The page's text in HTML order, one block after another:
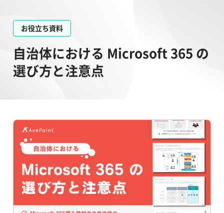
お役立ち資料
自治体における Microsoft 365 の
選び方と注意点